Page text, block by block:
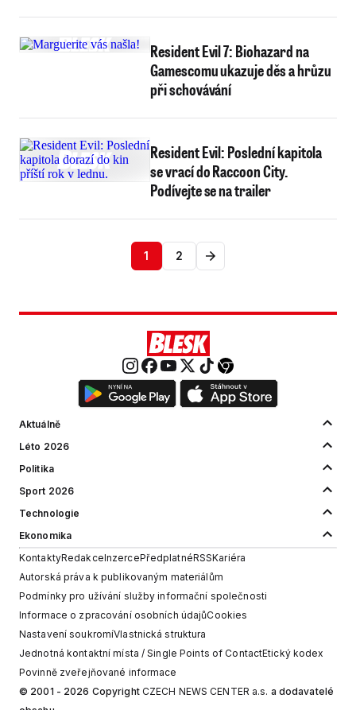
Resident Evil 7: Biohazard na
Gamescomu ukazuje děs a hrůzu
při schovávání
Resident Evil: Poslední kapitola
se vrací do Raccoon City.
Podívejte se na trailer
1 2
Aktuálně
Léto 2026
Politika
Sport 2026
Technologie
Ekonomika
KontaktyRedakceInzercePředplatnéRSSKariéra
Autorská práva k publikovaným materiálům
Podmínky pro užívání služby informační společnosti
Informace o zpracování osobních údajůCookies
Nastavení soukromíVlastnická struktura
Jednotná kontaktní místa / Single Points of ContactEtický kodex
Povinně zveřejňované informace
© 2001 - 2026 Copyright CZECH NEWS CENTER a.s. a dodavatelé